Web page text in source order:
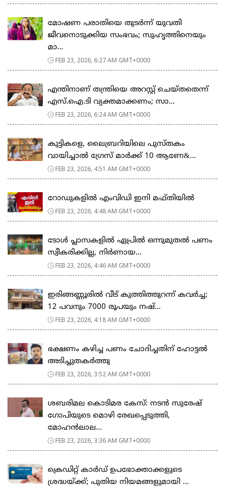
മോഷണ പരാതിയെ തുടര്‍ന്ന് യുവതി
ജീവനൊടുക്കിയ സംഭവം; സുഹൃത്തിനെയും
മാ...
FEB 23, 2026, 6:27 AM GMT+0000
എന്തിനാണ് തന്ത്രിയെ അറസ്റ്റ് ചെയ്തതെന്ന്
എസ്.ഐ.ടി വ്യക്തമാക്കണം; സാ...
FEB 23, 2026, 6:24 AM GMT+0000
കുട്ടികളെ, ലൈബ്രറിയിലെ പുസ്തകം
വായിച്ചാല്‍ ഗ്രേസ് മാര്‍ക്ക് 10 ആണേ&...
FEB 23, 2026, 4:51 AM GMT+0000
റോഡുകളില്‍ എംവിഡി ഇനി മഫ്തിയില്‍
FEB 23, 2026, 4:48 AM GMT+0000
ടോള്‍ പ്ലാസകളില്‍ ഏപ്രില്‍ ഒന്നുമുതല്‍ പണം
സ്വീകരിക്കില്ല, നിര്‍ണായ...
FEB 23, 2026, 4:46 AM GMT+0000
ഇരിങ്ങണ്ണൂരിൽ വീട് കുത്തിത്തുറന്ന് കവർച്ച;
12 പവനും 7000 രൂപയും നഷ്...
FEB 23, 2026, 4:18 AM GMT+0000
ഭക്ഷണം കഴിച്ച പണം ചോദിച്ചതിന് ഹോട്ടൽ
അടിച്ചുതകർത്തു
FEB 23, 2026, 3:52 AM GMT+0000
ശബരിമല കൊടിമര കേസ്: നടൻ സുരേഷ്
ഗോപിയുടെ മൊഴി രേഖപ്പെടുത്തി,
മോഹൻലാല...
FEB 23, 2026, 3:36 AM GMT+0000
ക്രെഡിറ്റ് കാർഡ് ഉപഭോക്താക്കളുടെ
ശ്രദ്ധയ്ക്ക്; പുതിയ നിയമങ്ങളുമായി ...